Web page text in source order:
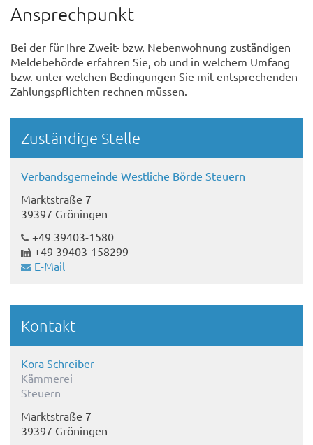
Ansprechpunkt
Bei der für Ihre Zweit- bzw. Nebenwohnung zuständigen
Meldebehörde erfahren Sie, ob und in welchem Umfang
bzw. unter welchen Bedingungen Sie mit entsprechenden
Zahlungspflichten rechnen müssen.
Randspalte
Zuständige Stelle
Verbandsgemeinde Westliche Börde Steuern
Marktstraße 7
39397 Gröningen
+49 39403-1580
+49 39403-158299
E-Mail
Kontakt
Kora Schreiber
Kämmerei
Steuern
Marktstraße 7
39397 Gröningen